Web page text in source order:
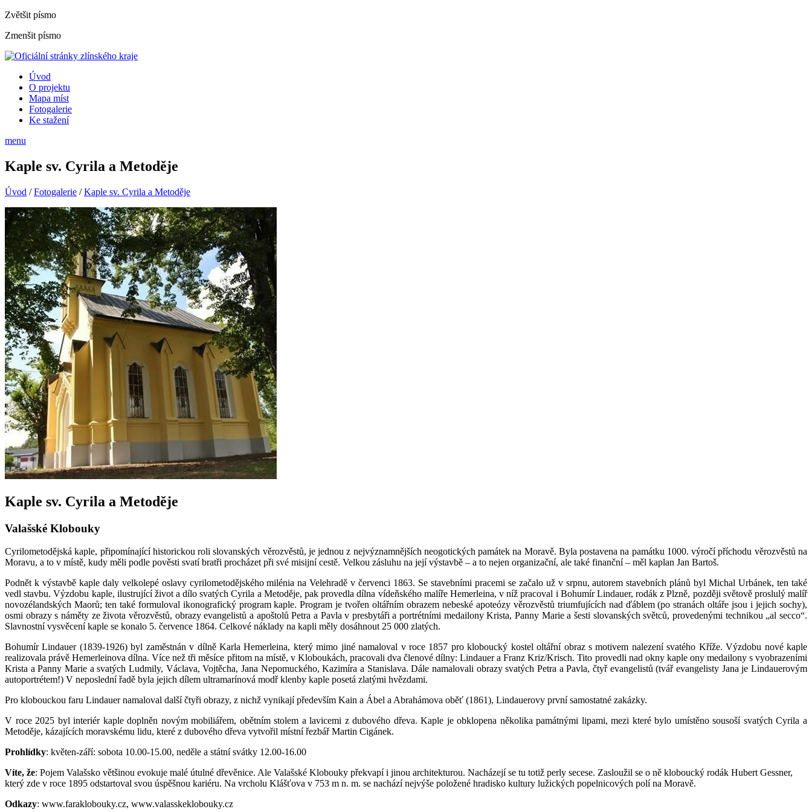
Zvětšit písmo
Zmenšit písmo
Úvod
O projektu
Mapa míst
Fotogalerie
Ke stažení
menu
Kaple sv. Cyrila a Metoděje
Úvod /Fotogalerie /Kaple sv. Cyrila a Metoděje
Kaple sv. Cyrila a Metoděje
Valašské Klobouky
Cyrilometodějská kaple, připomínající historickou roli slovanských věrozvěstů, je jednou z nejvýznamnějších neogotických památek na Moravě. Byla postavena na památku 1000. výročí příchodu věrozvěstů na
Moravu, a to v místě, kudy měli podle pověsti svatí bratři procházet při své misijní cestě. Velkou zásluhu na její výstavbě – a to nejen organizační, ale také finanční – měl kaplan Jan Bartoš.
Podnět k výstavbě kaple daly velkolepé oslavy cyrilometodějského milénia na Velehradě v červenci 1863. Se stavebními pracemi se začalo už v srpnu, autorem stavebních plánů byl Michal Urbánek, ten také
vedl stavbu. Výzdobu kaple, ilustrující život a dílo svatých Cyrila a Metoděje, pak provedla dílna vídeňského malíře Hemerleina, v níž pracoval i Bohumír Lindauer, rodák z Plzně, později světově proslulý malíř
novozélandských Maorů; ten také formuloval ikonografický program kaple. Program je tvořen oltářním obrazem nebeské apoteózy věrozvěstů triumfujících nad ďáblem (po stranách oltáře jsou i jejich sochy),
osmi obrazy s náměty ze života věrozvěstů, obrazy evangelistů a apoštolů Petra a Pavla v presbytáři a portrétními medailony Krista, Panny Marie a šesti slovanských světců, provedenými technikou „al secco“.
Slavnostní vysvěcení kaple se konalo 5. července 1864. Celkové náklady na kapli měly dosáhnout 25 000 zlatých.
Bohumír Lindauer (1839-1926) byl zaměstnán v dílně Karla Hemerleina, který mimo jiné namaloval v roce 1857 pro kloboucký kostel oltářní obraz s motivem nalezení svatého Kříže. Výzdobu nové kaple
realizovala právě Hemerleinova dílna. Více než tři měsíce přitom na místě, v Kloboukách, pracovali dva členové dílny: Lindauer a Franz Kriz/Krisch. Tito provedli nad okny kaple ony medailony s vyobrazeními
Krista a Panny Marie a svatých Ludmily, Václava, Vojtěcha, Jana Nepomuckého, Kazimíra a Stanislava. Dále namalovali obrazy svatých Petra a Pavla, čtyř evangelistů (tvář evangelisty Jana je Lindauerovým
autoportrétem!) V neposlední řadě byla jejich dílem ultramarínová modř klenby kaple posetá zlatými hvězdami.
Pro klobouckou faru Lindauer namaloval další čtyři obrazy, z nichž vynikají především Kain a Ábel a Abrahámova oběť (1861), Lindauerovy první samostatné zakázky.
V roce 2025 byl interiér kaple doplněn novým mobiliářem, obětním stolem a lavicemi z dubového dřeva. Kaple je obklopena několika památnými lipami, mezi které bylo umístěno sousoší svatých Cyrila a
Metoděje, kázajících moravskému lidu, které z dubového dřeva vytvořil místní řezbář Martin Cigánek.
Prohlídky: květen-září: sobota 10.00-15.00, neděle a státní svátky 12.00-16.00
Víte, že: Pojem Valašsko většinou evokuje malé útulné dřevěnice. Ale Valašské Klobouky překvapí i jinou architekturou. Nacházejí se tu totiž perly secese. Zasloužil se o ně kloboucký rodák Hubert Gessner,
který zde v roce 1895 odstartoval svou úspěšnou kariéru. Na vrcholu Klášťova v 753 m n. m. se nachází nejvýše položené hradisko kultury lužických popelnicových polí na Moravě.
Odkazy: www.faraklobouky.cz, www.valasskeklobouky.cz